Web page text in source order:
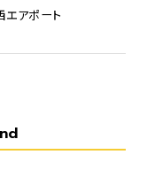
エアポート